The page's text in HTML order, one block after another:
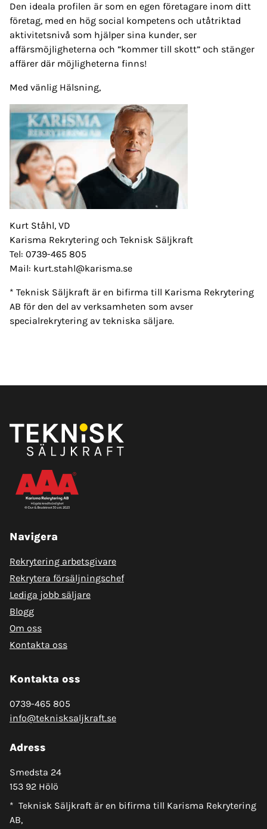
Den ideala profilen är som en egen företagare inom ditt
företag, med en hög social kompetens och utåtriktad
aktivitetsnivå som hjälper sina kunder, ser
affärsmöjligheterna och ”kommer till skott” och stänger
affärer där möjligheterna finns!
Med vänlig Hälsning,
Kurt Ståhl, VD
Karisma Rekrytering och Teknisk Säljkraft
Tel: 0739-465 805
Mail: kurt.stahl@karisma.se
* Teknisk Säljkraft är en bifirma till Karisma Rekrytering
AB för den del av verksamheten som avser
specialrekrytering av tekniska säljare.
Navigera
Rekrytering arbetsgivare
Rekrytera försäljningschef
Lediga jobb säljare
Blogg
Om oss
Kontakta oss
Kontakta oss
0739-465 805
info@teknisksaljkraft.se
Adress
Smedsta 24
153 92 Hölö
* Teknisk Säljkraft är en bifirma till Karisma Rekrytering
AB,